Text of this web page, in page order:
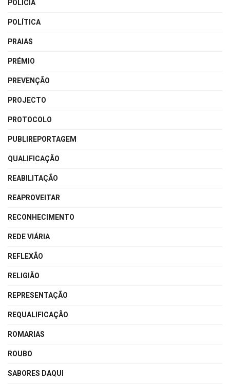
POLÍCIA
POLÍTICA
PRAIAS
PRÉMIO
PREVENÇÃO
PROJECTO
PROTOCOLO
PUBLIREPORTAGEM
QUALIFICAÇÃO
REABILITAÇÃO
REAPROVEITAR
RECONHECIMENTO
REDE VIÁRIA
REFLEXÃO
RELIGIÃO
REPRESENTAÇÃO
REQUALIFICAÇÃO
ROMARIAS
ROUBO
SABORES DAQUI